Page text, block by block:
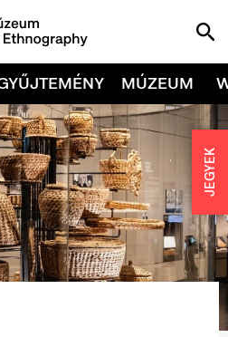
MÚZEUM
JEGYEK